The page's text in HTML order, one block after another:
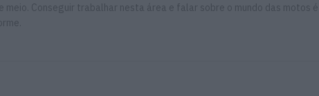
meio. Conseguir trabalhar nesta área e falar sobre o mundo das motos é